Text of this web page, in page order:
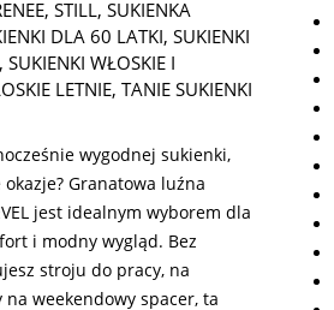
, STILL, SUKIENKA
DLA 60 LATKI, SUKIENKI
, SUKIENKI WŁOSKIE I
LETNIE, TANIE SUKIENKI
wygodnej sukienki,
Granatowa luźna
jest idealnym wyborem dla
i modny wygląd. Bez
stroju do pracy, na
weekendowy spacer, ta